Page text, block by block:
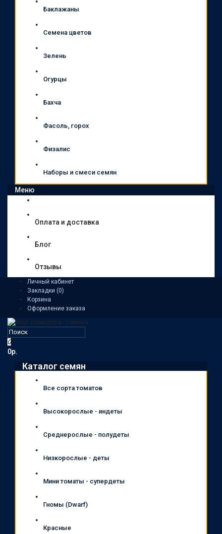
Баклажаны
Семена цветов
Зелень
Огурцы
Бахча
Фасоль, горох
Физалис
Наборы и смеси семян
Меню
Оплата и доставка
Блог
Отзывы
Личный кабинет
Закладки (0)
Корзина
Оформление заказа
0
0р.
Каталог семян
Все сорта томатов
Высокорослые - индеты
Среднерослые - полудеты
Низкорослые - деты
Мини томаты - супердеты
Гномы (Dwarf)
Красные